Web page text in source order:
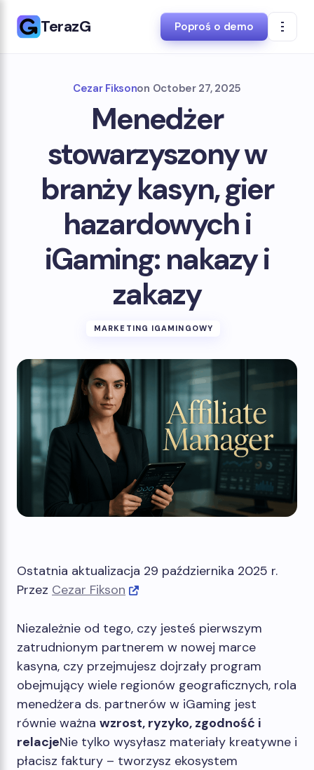
TerazG Poproś o demo
Cezar Fiksonon October 27, 2025
Menedżer
stowarzyszony w
branży kasyn, gier
hazardowych i
iGaming: nakazy i
zakazy
MARKETING IGAMINGOWY
Ostatnia aktualizacja 29 października 2025 r.
Przez Cezar Fikson
Niezależnie od tego, czy jesteś pierwszym
zatrudnionym partnerem w nowej marce
kasyna, czy przejmujesz dojrzały program
obejmujący wiele regionów geograficznych, rola
menedżera ds. partnerów w iGaming jest
równie ważna wzrost, ryzyko, zgodność i
relacjeNie tylko wysyłasz materiały kreatywne i
płacisz faktury – tworzysz ekosystem